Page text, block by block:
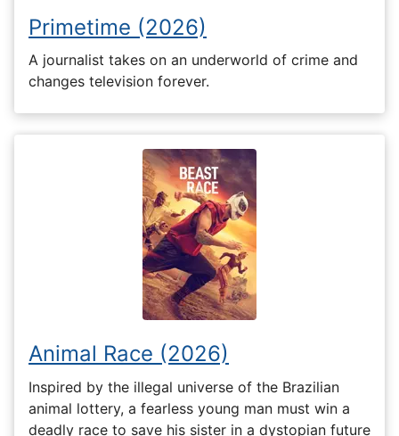
Primetime (2026)
A journalist takes on an underworld of crime and
changes television forever.
Animal Race (2026)
Inspired by the illegal universe of the Brazilian
animal lottery, a fearless young man must win a
deadly race to save his sister in a dystopian future